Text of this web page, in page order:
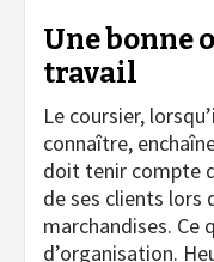
Une bonne
travail
Le coursier,
connaître,
doit tenir compte
de ses clients lors
marchandises.
d’organisation.